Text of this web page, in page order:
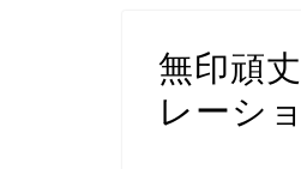
無印頑
レーシ